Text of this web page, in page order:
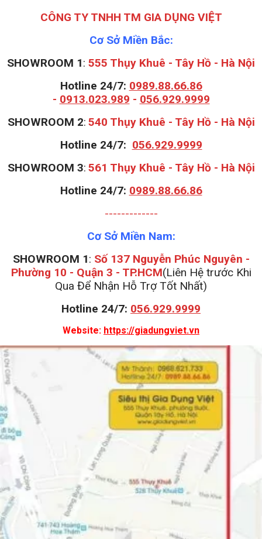
CÔNG TY TNHH TM GIA DỤNG VIỆT
Cơ Sở Miền Bắc:
SHOWROOM 1: 555 Thụy Khuê - Tây Hồ - Hà Nội
Hotline 24/7: 0989.88.66.86
- 0913.023.989 - 056.929.9999
SHOWROOM 2: 540 Thụy Khuê - Tây Hồ - Hà Nội
Hotline 24/7: 056.929.9999
SHOWROOM 3: 561 Thụy Khuê - Tây Hồ - Hà Nội
Hotline 24/7: 0989.88.66.86
-------------
Cơ Sở Miền Nam:
SHOWROOM 1: Số 137 Nguyễn Phúc Nguyên -
Phường 10 - Quận 3 - TP.HCM(Liên Hệ trước Khi
Qua Để Nhận Hỗ Trợ Tốt Nhất)
Hotline 24/7: 056.929.9999
Website: https://giadungviet.vn